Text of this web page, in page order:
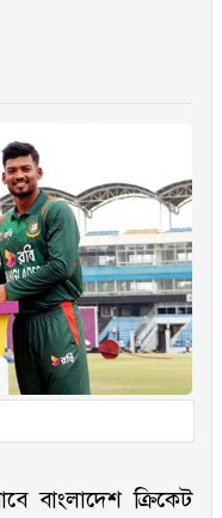
বাংলাদেশ ক্রিকেট